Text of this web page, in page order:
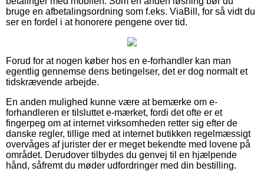
bruge en afbetalingsordning som f.eks. ViaBill, for så vidt du
ser en fordel i at honorere pengene over tid.
Forud for at nogen køber hos en e-forhandler kan man
egentlig gennemse dens betingelser, det er dog normalt et
tidskrævende arbejde.
En anden mulighed kunne være at bemærke om e-
forhandleren er tilsluttet e-mærket, fordi det ofte er et
fingerpeg om at internet virksomheden retter sig efter de
danske regler, tillige med at internet butikken regelmæssigt
overvåges af jurister der er meget bekendte med lovene på
området. Derudover tilbydes du genvej til en hjælpende
hånd, såfremt du møder udfordringer med din bestilling.